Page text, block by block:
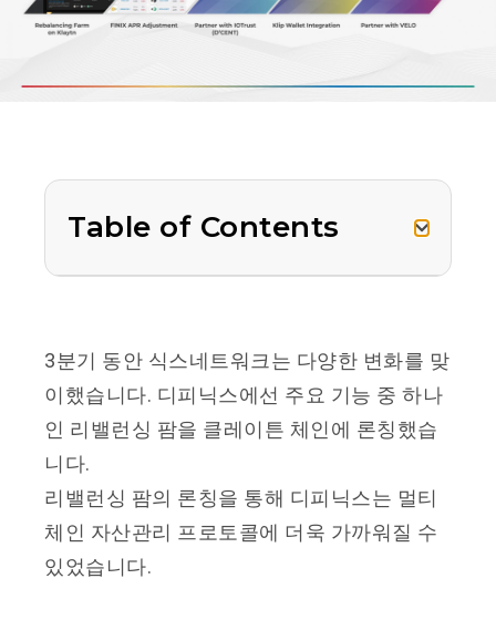
Table of Contents
3분기 동안 식스네트워크는 다양한 변화를 맞
이했습니다. 디피닉스에선 주요 기능 중 하나
인 리밸런싱 팜을 클레이튼 체인에 론칭했습
니다.
리밸런싱 팜의 론칭을 통해 디피닉스는 멀티
체인 자산관리 프로토콜에 더욱 가까워질 수
있었습니다.